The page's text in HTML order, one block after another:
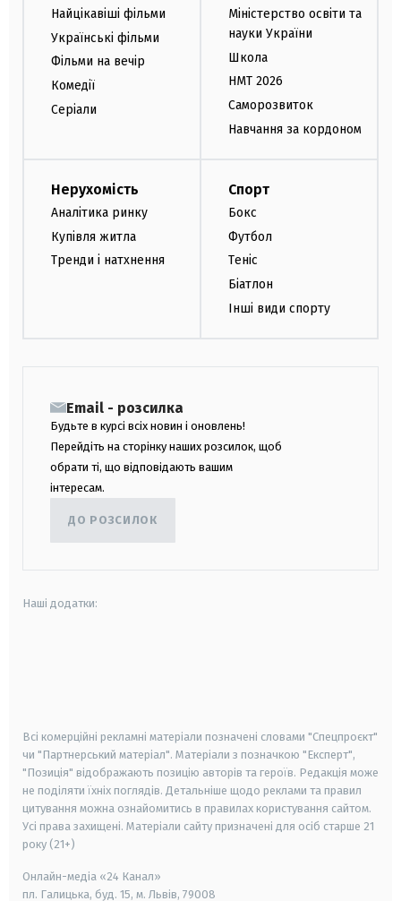
Найцікавіші фільми
Українські фільми
Фільми на вечір
Комедії
Серіали
Міністерство освіти та
науки України
Школа
НМТ 2026
Саморозвиток
Навчання за кордоном
Нерухомість
Аналітика ринку
Купівля житла
Тренди і натхнення
Спорт
Бокс
Футбол
Теніс
Біатлон
Інші види спорту
Email - розсилка
Будьте в курсі всіх новин і оновлень!
Перейдіть на сторінку наших розсилок, щоб
обрати ті, що відповідають вашим
інтересам.
ДО РОЗСИЛОК
Наші додатки:
Всі комерційні рекламні матеріали позначені словами "Спецпроєкт"
чи "Партнерський матеріал". Матеріали з позначкою "Експерт",
"Позиція" відображають позицію авторів та героїв. Редакція може
не поділяти їхніх поглядів. Детальніше щодо реклами та правил
цитування можна ознайомитись в правилах користування сайтом.
Усі права захищені. Матеріали сайту призначені для осіб старше 21
року (21+)
Онлайн-медіа «24 Канал»
пл. Галицька, буд. 15, м. Львів, 79008